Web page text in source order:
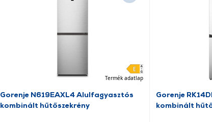
Termék adatlap
Gorenje N619EAXL4 Alulfagyasztós
kombinált hűtőszekrény
Gorenje
kombinált